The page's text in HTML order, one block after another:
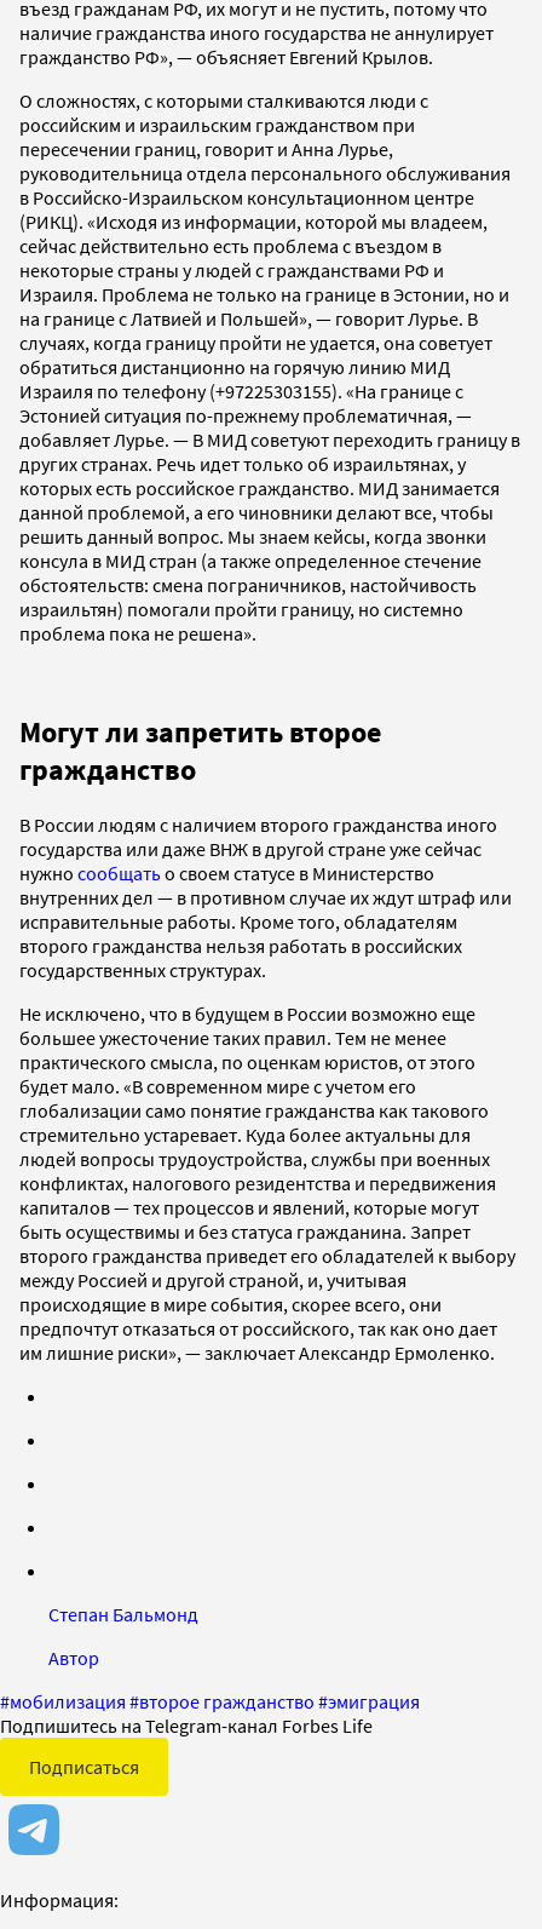
въезд гражданам РФ, их могут и не пустить, потому что
наличие гражданства иного государства не аннулирует
гражданство РФ», — объясняет Евгений Крылов.
О сложностях, с которыми сталкиваются люди с
российским и израильским гражданством при
пересечении границ, говорит и Анна Лурье,
руководительница отдела персонального обслуживания
в Российско-Израильском консультационном центре
(РИКЦ). «Исходя из информации, которой мы владеем,
сейчас действительно есть проблема с въездом в
некоторые страны у людей с гражданствами РФ и
Израиля. Проблема не только на границе в Эстонии, но и
на границе с Латвией и Польшей», — говорит Лурье. В
случаях, когда границу пройти не удается, она советует
обратиться дистанционно на горячую линию МИД
Израиля по телефону (+97225303155). «На границе с
Эстонией ситуация по-прежнему проблематичная, —
добавляет Лурье. — В МИД советуют переходить границу в
других странах. Речь идет только об израильтянах, у
которых есть российское гражданство. МИД занимается
данной проблемой, а его чиновники делают все, чтобы
решить данный вопрос. Мы знаем кейсы, когда звонки
консула в МИД стран (а также определенное стечение
обстоятельств: смена пограничников, настойчивость
израильтян) помогали пройти границу, но системно
проблема пока не решена».
Могут ли запретить второе
гражданство
В России людям с наличием второго гражданства иного
государства или даже ВНЖ в другой стране уже сейчас
нужно сообщатьо своем статусе в Министерство
внутренних дел — в противном случае их ждут штраф или
исправительные работы. Кроме того, обладателям
второго гражданства нельзя работать в российских
государственных структурах.
Не исключено, что в будущем в России возможно еще
большее ужесточение таких правил. Тем не менее
практического смысла, по оценкам юристов, от этого
будет мало. «В современном мире с учетом его
глобализации само понятие гражданства как такового
стремительно устаревает. Куда более актуальны для
людей вопросы трудоустройства, службы при военных
конфликтах, налогового резидентства и передвижения
капиталов — тех процессов и явлений, которые могут
быть осуществимы и без статуса гражданина. Запрет
второго гражданства приведет его обладателей к выбору
между Россией и другой страной, и, учитывая
происходящие в мире события, скорее всего, они
предпочтут отказаться от российского, так как оно дает
им лишние риски», — заключает Александр Ермоленко.
Степан Бальмонд
Автор
#мобилизация #второе гражданство #эмиграция
Подпишитесь на Telegram-канал Forbes Life
Подписаться
Информация: